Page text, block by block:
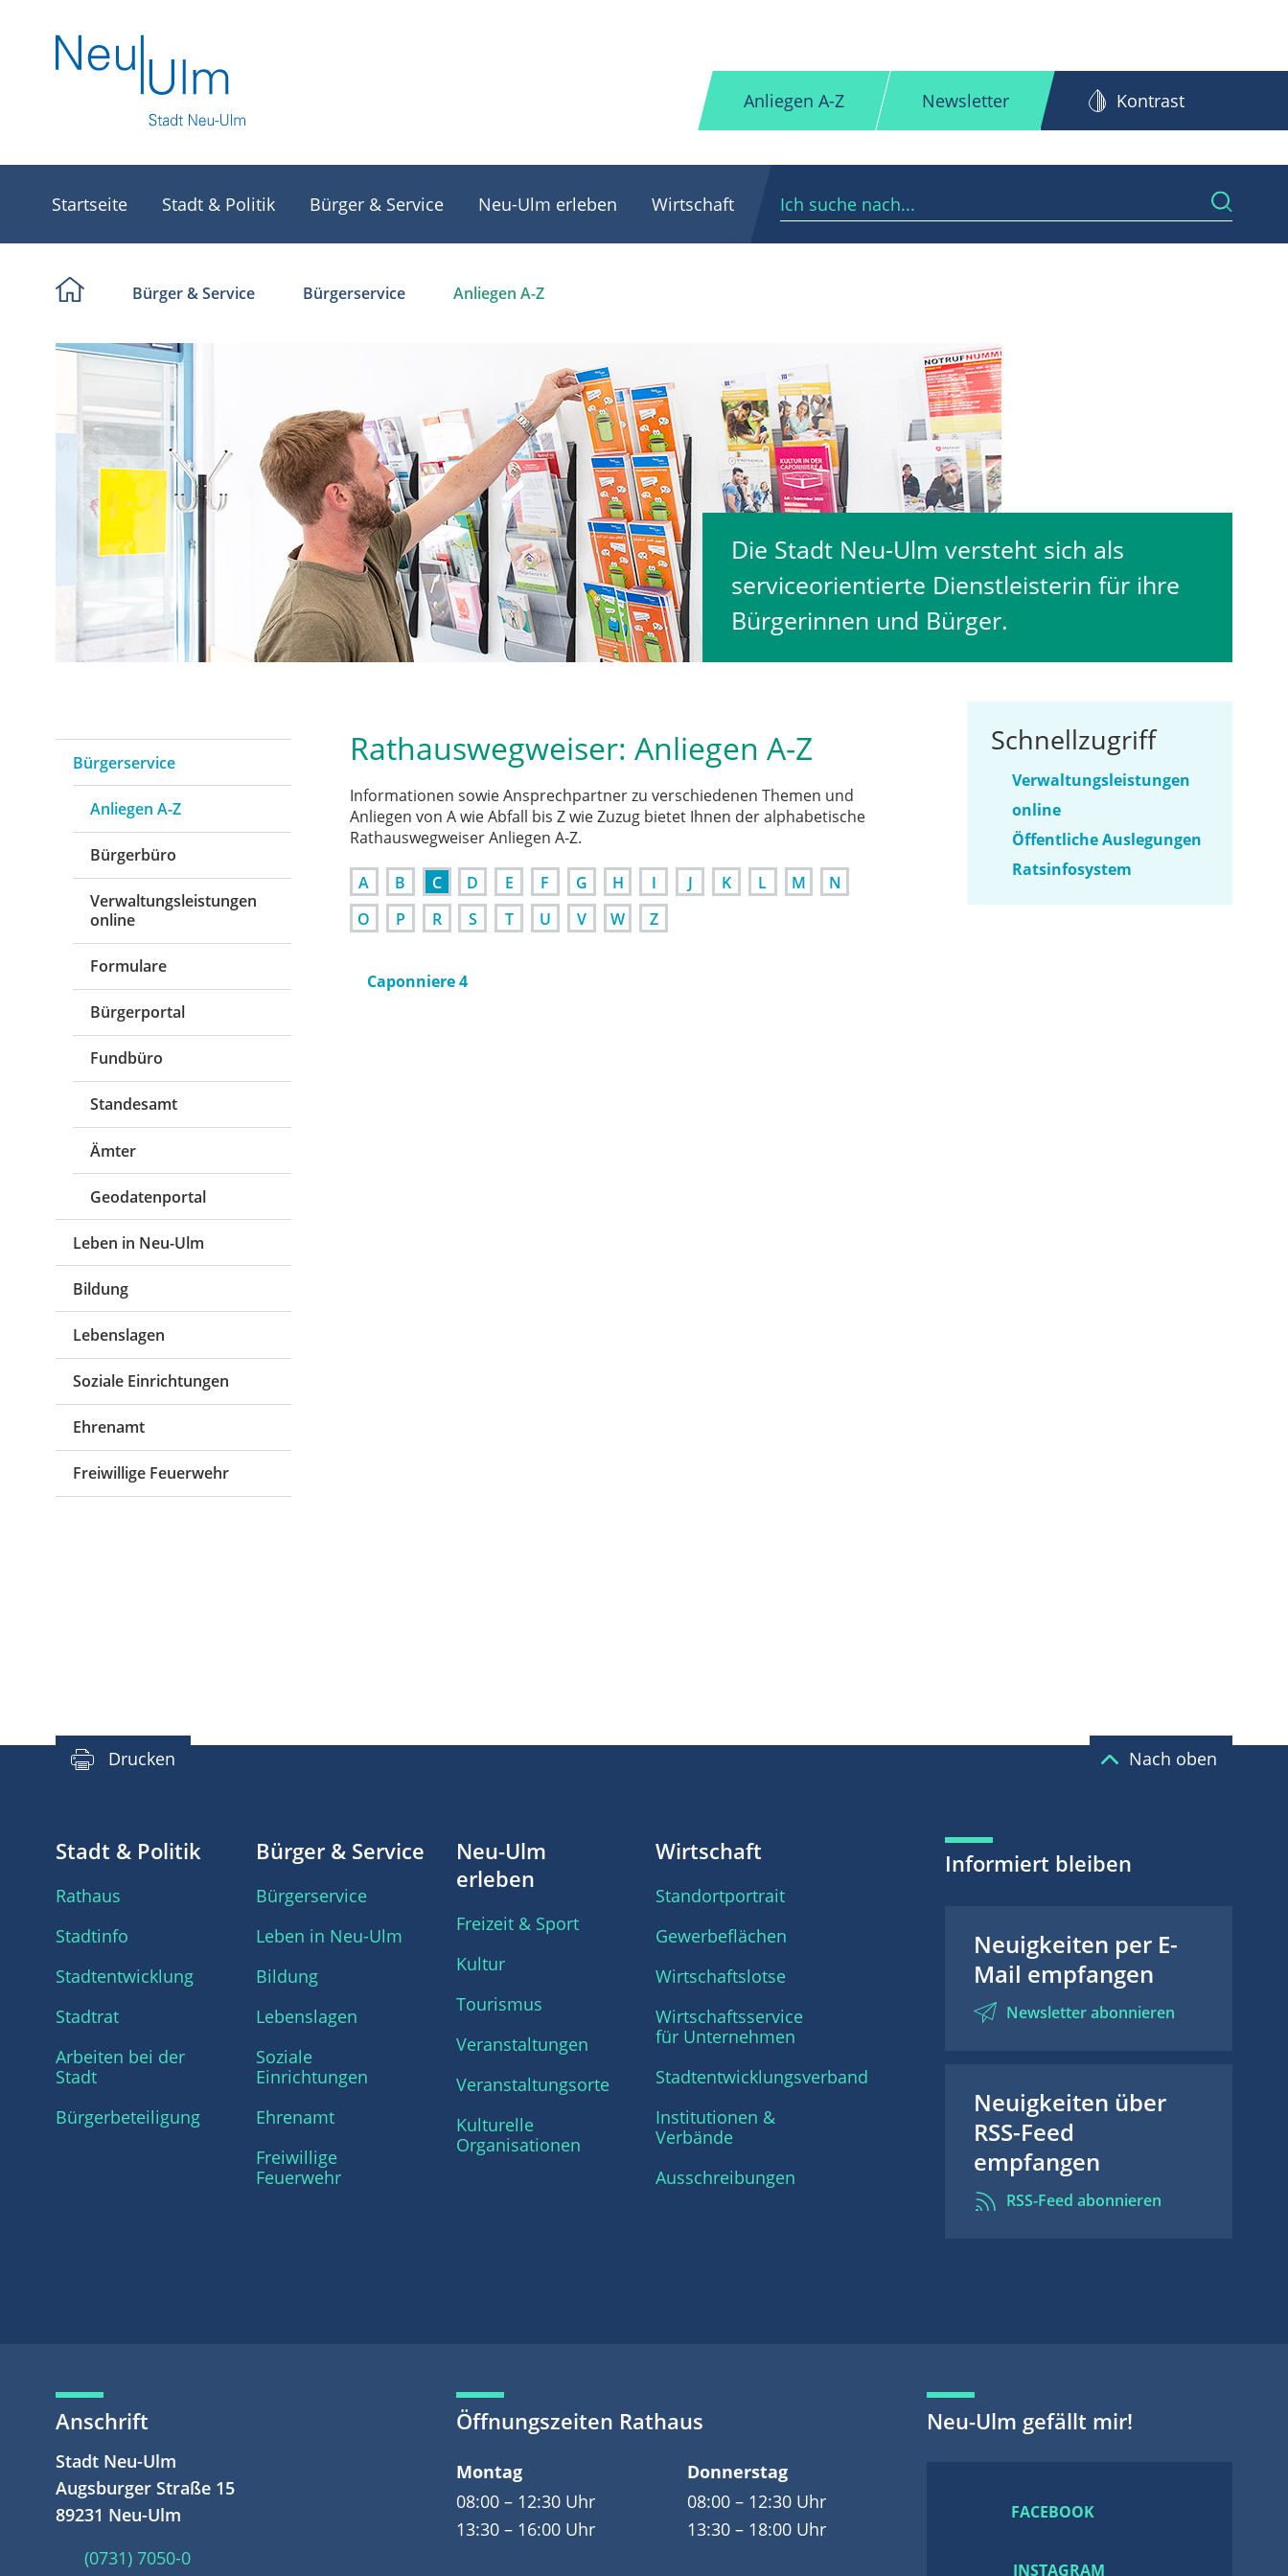
Anliegen A-Z Newsletter Kontrast
Startseite Stadt & Politik Bürger & Service Neu-Ulm erleben Wirtschaft
Bürger & Service Bürgerservice Anliegen A-Z
Die Stadt Neu-Ulm versteht sich als
serviceorientierte Dienstleisterin für ihre
Bürgerinnen und Bürger.
Bürgerservice
Anliegen A-Z
Bürgerbüro
Verwaltungsleistungen
online
Formulare
Bürgerportal
Fundbüro
Standesamt
Ämter
Geodatenportal
Leben in Neu-Ulm
Bildung
Lebenslagen
Soziale Einrichtungen
Ehrenamt
Freiwillige Feuerwehr
Rathauswegweiser: Anliegen A-Z
Informationen sowie Ansprechpartner zu verschiedenen Themen und
Anliegen von A wie Abfall bis Z wie Zuzug bietet Ihnen der alphabetische
Rathauswegweiser Anliegen A-Z.
A B C D E F G H I J K L M
N
O
P R S T U V W Z
Caponniere 4
Schnellzugriff
Verwaltungsleistungen
online
Öffentliche Auslegungen
Ratsinfosystem
Drucken Nach oben
Stadt & Politik
Rathaus
Stadtinfo
Stadtentwicklung
Stadtrat
Arbeiten bei der
Stadt
Bürgerbeteiligung
Bürger & Service
Bürgerservice
Leben in Neu-Ulm
Bildung
Lebenslagen
Soziale
Einrichtungen
Ehrenamt
Freiwillige
Feuerwehr
Neu-Ulm
erleben
Freizeit & Sport
Kultur
Tourismus
Veranstaltungen
Veranstaltungsorte
Kulturelle
Organisationen
Wirtschaft
Standortportrait
Gewerbeflächen
Wirtschaftslotse
Wirtschaftsservice
für Unternehmen
Stadtentwicklungsverband
Institutionen &
Verbände
Ausschreibungen
Informiert bleiben
Neuigkeiten per E-
Mail empfangen
Newsletter abonnieren
Neuigkeiten über
RSS-Feed
empfangen
RSS-Feed abonnieren
Anschrift
Stadt Neu-Ulm
Augsburger Straße 15
89231 Neu-Ulm
(0731) 7050-0
Öffnungszeiten Rathaus
Montag
08:00 – 12:30 Uhr
13:30 – 16:00 Uhr
Donnerstag
08:00 – 12:30 Uhr
13:30 – 18:00 Uhr
Neu-Ulm gefällt mir!
FACEBOOK
INSTAGRAM